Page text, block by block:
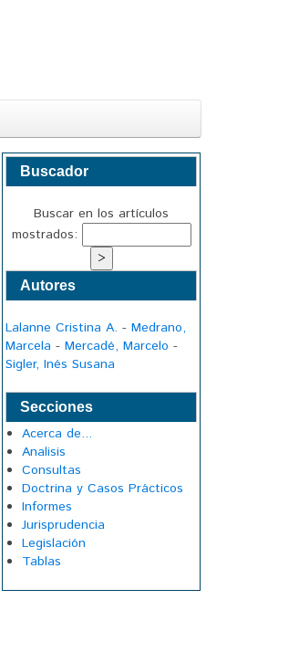
Buscador
Buscar en los artículos
mostrados:
Autores
Lalanne Cristina A. - Medrano,
Marcela - Mercadé, Marcelo -
Sigler, Inés Susana
Secciones
Acerca de...
Analisis
Consultas
Doctrina y Casos Prácticos
Informes
Jurisprudencia
Legislación
Tablas